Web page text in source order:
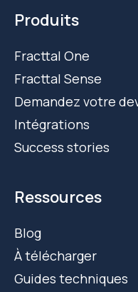
Produits
Fracttal One
Fracttal Sense
Demandez votre
Intégrations
Success stories
Ressources
Blog
À télécharger
Guides techniques